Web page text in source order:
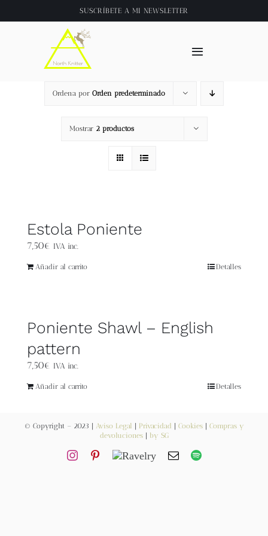
al
SUSCRÍBETE A MI NEWSLETTER
Toggle
Inicio
About
Tienda
Videos
Ordena por Orden predeterminado
Mostrar 2 productos
Estola Poniente
7,50€ IVA inc.
Añadir al carrito Detalles
Poniente Shawl – English
pattern
7,50€ IVA inc.
Añadir al carrito Detalles
© Copyright – 2023 | Aviso Legal Privacidad Cookies| Compras y
devoluciones| by SG